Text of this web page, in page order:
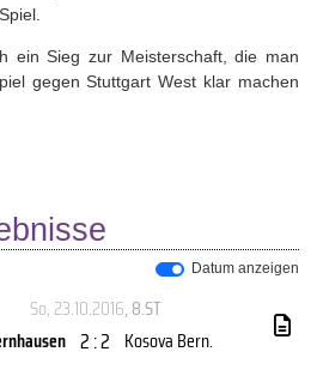
ein Sieg zur Meisterschaft, die man
gegen Stuttgart West klar machen
Datum anzeigen
So, 23.10.2016, 8.ST
2 : 2 Kosova Bern.